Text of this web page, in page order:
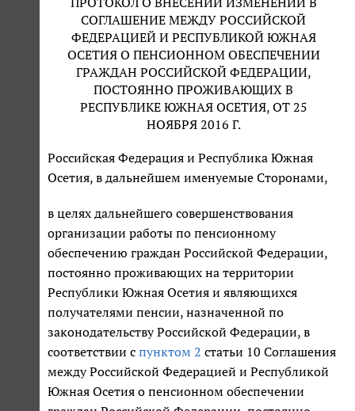
СОГЛАШЕНИЕ МЕЖДУ РОССИЙСКОЙ
ФЕДЕРАЦИЕЙ И РЕСПУБЛИКОЙ ЮЖНАЯ
ОСЕТИЯ О ПЕНСИОННОМ ОБЕСПЕЧЕНИИ
ГРАЖДАН РОССИЙСКОЙ ФЕДЕРАЦИИ,
ПОСТОЯННО ПРОЖИВАЮЩИХ В
РЕСПУБЛИКЕ ЮЖНАЯ ОСЕТИЯ, ОТ 25
НОЯБРЯ 2016 Г.
Российская Федерация и Республика Южная
Осетия, в дальнейшем именуемые Сторонами,
в целях дальнейшего совершенствования
организации работы по пенсионному
обеспечению граждан Российской Федерации,
постоянно проживающих на территории
Республики Южная Осетия и являющихся
получателями пенсии, назначенной по
законодательству Российской Федерации, в
соответствии с пунктом 2 статьи 10 Соглашения
между Российской Федерацией и Республикой
Южная Осетия о пенсионном обеспечении